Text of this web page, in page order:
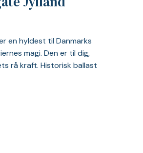
en hyldest til Danmarks
magi. Den er til dig,
rå kraft. Historisk ballast